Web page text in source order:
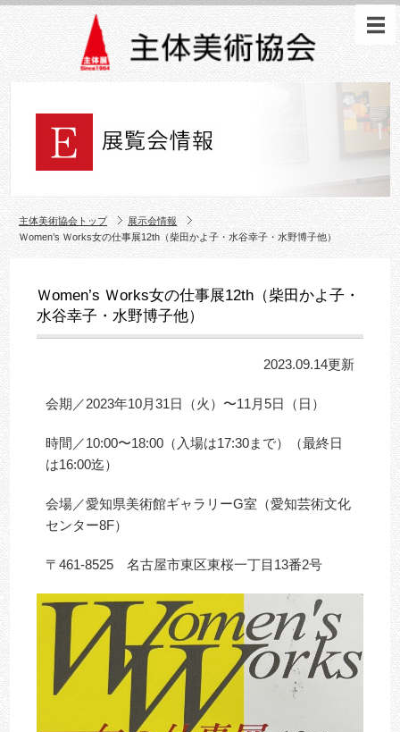
主体美術協会トップ
展示会情報
Ｗomen’s Ｗorks女の仕事展12th（柴田かよ子・水谷幸子・水野博子他）
Ｗomen’s Ｗorks女の仕事展12th（柴田かよ子・
水谷幸子・水野博子他）
2023.09.14更新
会期／2023年10月31日（火）〜11月5日（日）
時間／10:00〜18:00（入場は17:30まで）（最終日
は16:00迄）
会場／愛知県美術館ギャラリーG室（愛知芸術文化
センター8F）
〒461-8525 名古屋市東区東桜一丁目13番2号